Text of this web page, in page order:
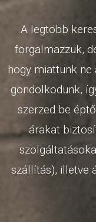
A legtöbb
forgalmazzuk,
hogy miattunk
gondolkodunk,
szerzed be
árakat
szállítás), illetve